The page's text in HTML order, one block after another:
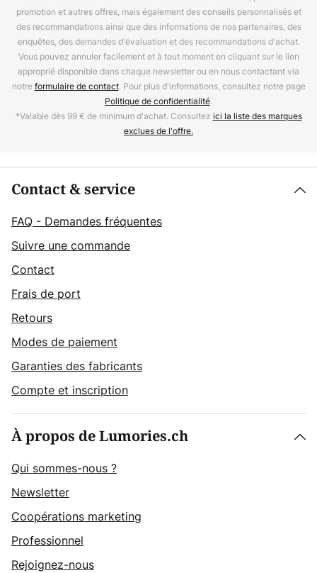
promotion et autres offres, mais également des conseils personnalisés et
des recommandations ainsi que des informations de nos partenaires, des
enquêtes, des demandes d'évaluation et des recommandations d'achat.
Vous pouvez annuler facilement et à tout moment en cliquant sur le lien
approprié disponible dans chaque newsletter ou en nous contactant via
notreformulaire de contact. Pour plus d'informations, consultez notre page
Politique de confidentialité.
*Valable dès 99 € de minimum d'achat. Consultez ici la liste des marques
exclues de l'offre.
Contact & service
FAQ - Demandes fréquentes
Suivre une commande
Contact
Frais de port
Retours
Modes de paiement
Garanties des fabricants
Compte et inscription
À propos de Lumories.ch
Qui sommes-nous ?
Newsletter
Coopérations marketing
Professionnel
Rejoignez-nous